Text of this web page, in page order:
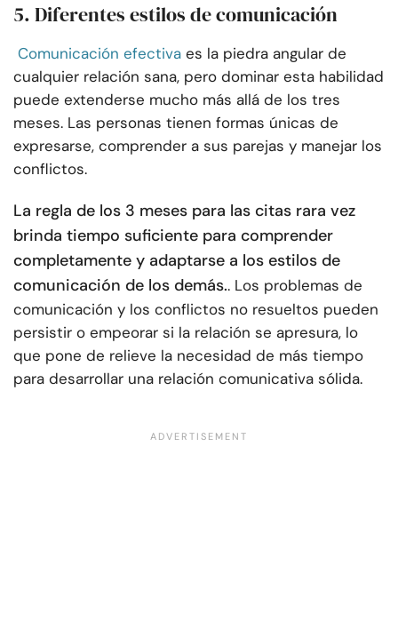
5. Diferentes estilos de comunicación
Comunicación efectiva es la piedra angular de
cualquier relación sana, pero dominar esta habilidad
puede extenderse mucho más allá de los tres
meses. Las personas tienen formas únicas de
expresarse, comprender a sus parejas y manejar los
conflictos.
La regla de los 3 meses para las citas rara vez
brinda tiempo suficiente para comprender
completamente y adaptarse a los estilos de
comunicación de los demás.. Los problemas de
comunicación y los conflictos no resueltos pueden
persistir o empeorar si la relación se apresura, lo
que pone de relieve la necesidad de más tiempo
para desarrollar una relación comunicativa sólida.